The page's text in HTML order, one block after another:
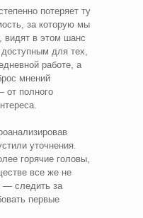
потеряет ту
за которую мы
видят в этом шанс
для тех,
работе, а
мнений
от полного
уточнения.
горячие головы,
все же не
— следить за
первые